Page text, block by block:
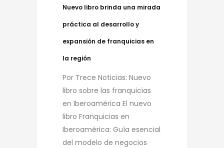
Nuevo libro brinda una mirada
práctica al desarrollo y
expansión de franquicias en
la región
Por Trece Noticias: Nuevo
libro sobre las franquicias
en Iberoamérica El nuevo
libro Franquicias en
Iberoamérica: Guía esencial
del modelo de negocios